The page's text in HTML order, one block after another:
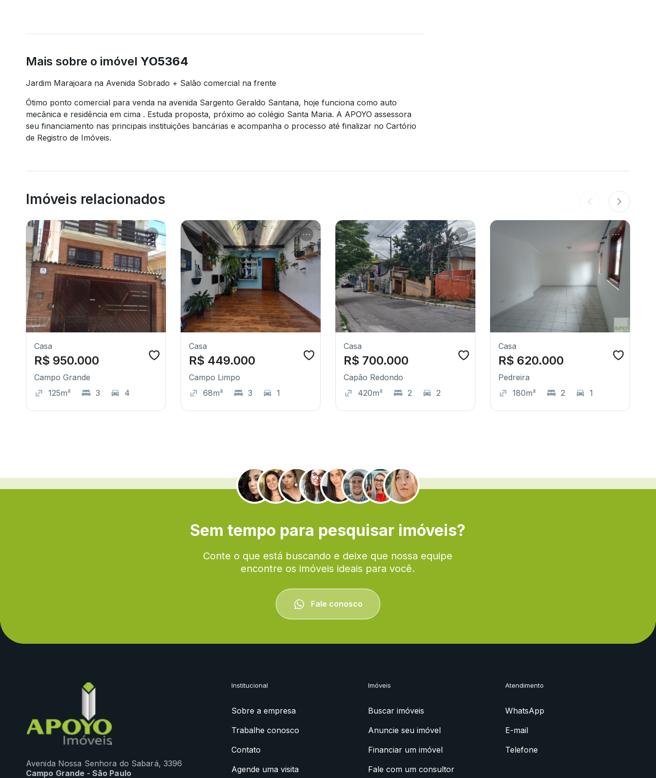
Mais sobre o imóvel YO5364
Jardim Marajoara na Avenida Sobrado + Salão comercial na frente
Ótimo ponto comercial para venda na avenida Sargento Geraldo Santana, hoje funciona como auto
mecânica e residência em cima . Estuda proposta, próximo ao colégio Santa Maria. A APOYO assessora
seu financiamento nas principais instituições bancárias e acompanha o processo até finalizar no Cartório
de Registro de Imóveis.
Imóveis relacionados
Casa
R$ 950.000
Campo Grande
125m²
3 4
Casa
R$ 449.000
Campo Limpo
68m²
3 1
Casa
R$ 700.000
Capão Redondo
420m²
2 2
Casa
R$ 620.000
Pedreira
180m²
2 1
.
Sem tempo para pesquisar imóveis?
Conte o que está buscando e deixe que nossa equipe
encontre os imóveis ideais para você.
Fale conosco
Avenida Nossa Senhora do Sabará, 3396
Campo Grande - São Paulo
Institucional
Sobre a empresa
Trabalhe conosco
Contato
Agende uma visita
Imóveis
Buscar imóveis
Anuncie seu imóvel
Financiar um imóvel
Fale com um consultor
Atendimento
WhatsApp
E-mail
Telefone